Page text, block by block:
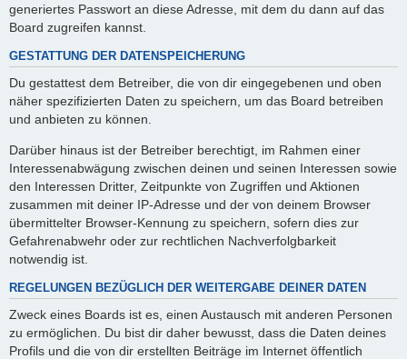
generiertes Passwort an diese Adresse, mit dem du dann auf das
Board zugreifen kannst.
GESTATTUNG DER DATENSPEICHERUNG
Du gestattest dem Betreiber, die von dir eingegebenen und oben
näher spezifizierten Daten zu speichern, um das Board betreiben
und anbieten zu können.
Darüber hinaus ist der Betreiber berechtigt, im Rahmen einer
Interessenabwägung zwischen deinen und seinen Interessen sowie
den Interessen Dritter, Zeitpunkte von Zugriffen und Aktionen
zusammen mit deiner IP-Adresse und der von deinem Browser
übermittelter Browser-Kennung zu speichern, sofern dies zur
Gefahrenabwehr oder zur rechtlichen Nachverfolgbarkeit
notwendig ist.
REGELUNGEN BEZÜGLICH DER WEITERGABE DEINER DATEN
Zweck eines Boards ist es, einen Austausch mit anderen Personen
zu ermöglichen. Du bist dir daher bewusst, dass die Daten deines
Profils und die von dir erstellten Beiträge im Internet öffentlich